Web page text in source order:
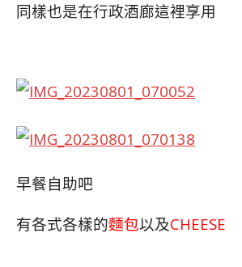
同樣也是在行政酒廊這裡享用
早餐自助吧
有各式各樣的麵包以及CHEESE